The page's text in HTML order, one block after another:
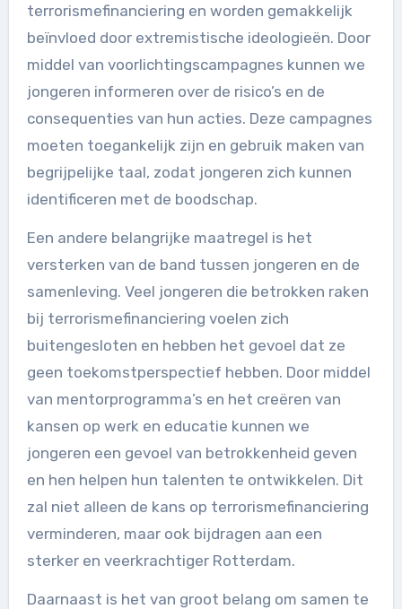
terrorismefinanciering en worden gemakkelijk
beïnvloed door extremistische ideologieën. Door
middel van voorlichtingscampagnes kunnen we
jongeren informeren over de risico’s en de
consequenties van hun acties. Deze campagnes
moeten toegankelijk zijn en gebruik maken van
begrijpelijke taal, zodat jongeren zich kunnen
identificeren met de boodschap.
Een andere belangrijke maatregel is het
versterken van de band tussen jongeren en de
samenleving. Veel jongeren die betrokken raken
bij terrorismefinanciering voelen zich
buitengesloten en hebben het gevoel dat ze
geen toekomstperspectief hebben. Door middel
van mentorprogramma’s en het creëren van
kansen op werk en educatie kunnen we
jongeren een gevoel van betrokkenheid geven
en hen helpen hun talenten te ontwikkelen. Dit
zal niet alleen de kans op terrorismefinanciering
verminderen, maar ook bijdragen aan een
sterker en veerkrachtiger Rotterdam.
Daarnaast is het van groot belang om samen te